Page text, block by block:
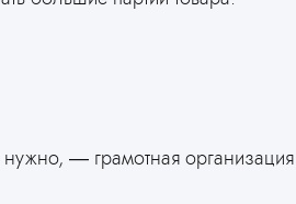
нужно, — грамотная организация